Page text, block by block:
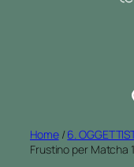
Home/6.
Frustino per Matcha